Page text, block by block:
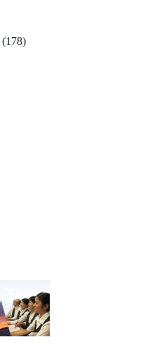
(178)